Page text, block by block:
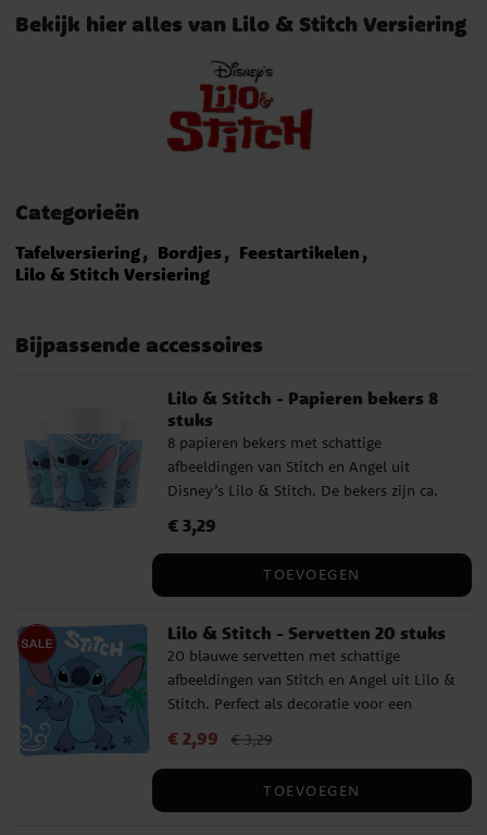
Bekijk hier alles van Lilo & Stitch Versiering
Categorieën
Tafelversiering Bordjes
Feestartikelen
Lilo & Stitch Versiering
Bijpassende accessoires
Lilo & Stitch - Papieren bekers 8
stuks
8 papieren bekers met schattige
afbeeldingen van Stitch en Angel uit
Disney’s Lilo & Stitch. De bekers zijn ca.
200 ml, perfect voor ranja of frisdrank
Prijs:€ 3,29
€ 3,29
TOEVOEGEN
Lilo & Stitch - Servetten 20 stuks
20 blauwe servetten met schattige
afbeeldingen van Stitch en Angel uit Lilo &
Stitch. Perfect als decoratie voor een
en zijn uitgevouwen ca. 33 x 33 cm groot.
Actuele prijs:€ 2,99
€ 2,99 € 3,29
TOEVOEGEN